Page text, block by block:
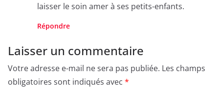
laisser le soin amer à ses petits-enfants.
Répondre
Laisser un commentaire
Votre adresse e-mail ne sera pas publiée. Les champs
obligatoires sont indiqués avec *